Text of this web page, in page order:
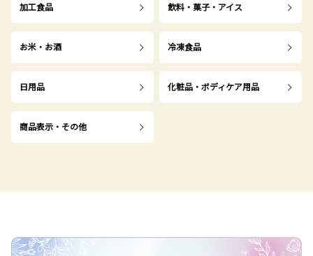
加工食品 飲料・菓子・アイス
お米・お酒 冷凍食品
日用品 化粧品・ボディケア用品
商品表示・その他